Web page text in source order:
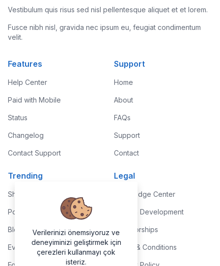
Vestibulum quis risus sed nisl pellentesque aliquet et et lorem.
Fusce nibh nisl, gravida nec ipsum eu, feugiat condimentum
velit.
Features
Help Center
Paid with Mobile
Status
Changelog
Contact Support
Support
Home
About
FAQs
Support
Contact
Trending
Shop
Portfolio
Blog
Events
Legal
Knowledge Center
Custom Development
Sponsorships
Terms & Conditions
Verilerinizi önemsiyoruz ve
deneyiminizi geliştirmek için
çerezleri kullanmayı çok
isteriz.